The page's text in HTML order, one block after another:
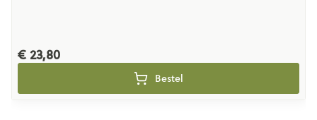
€ 23,80
Bestel